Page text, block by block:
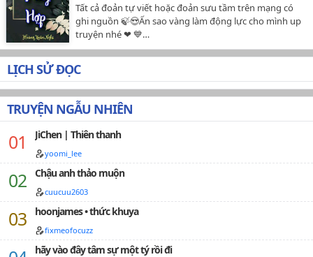
nhưng sau đó cũng là người mà cô hận thấu
xương.Đời trước cô chính là kiểu phụ nữ não tàn nên
mới không muốn lây một ông xã tuyệt sắc, lại bị đôi
tiện nam nữ hãm hại, bị người bạn thân nhất tẩy não,
kết cục cuối cùng chính là không còn người nào muốn
ở gần cô.Đời này mặc cho các ngươi trâu bò rắn rết
trăm phương nghìn kế, muốn cô ly dị, nhường đi ngôi
vị phu nhân. Ngượng ngùng quá ~~, chỉ số thông minh
của bản tiểu thư đã lên dây rồi nhé!Truyện đăng để
đọc off.…
Tất cả đoản tự viết hoặc đoản sưu tầm trên mạng có
ghi nguồn 🍃😍Ấn sao vàng làm động lực cho mình up
truyện nhé ❤ 💙…
LỊCH SỬ ĐỌC
TRUYỆN NGẪU NHIÊN
JiChen | Thiên thanh
yoomi_lee
Chậu anh thảo muộn
cuucuu2603
hoonjames • thức khuya
fixmeofocuzz
hãy vào đây tâm sự một tý rồi đi